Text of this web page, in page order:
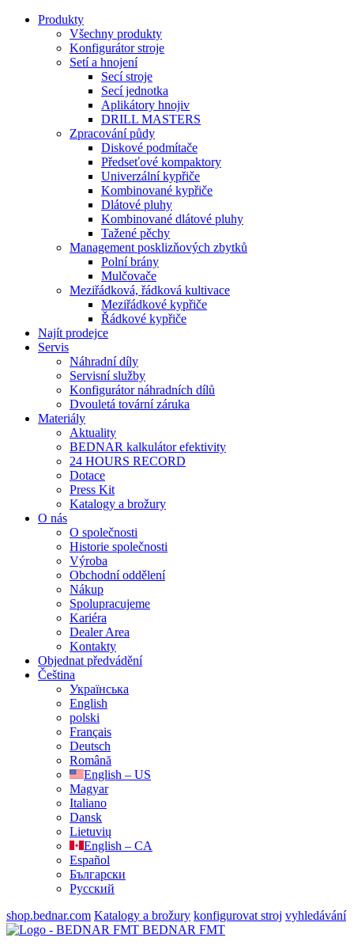
Produkty
Všechny produkty
Konfigurátor stroje
Setí a hnojení
Secí stroje
Secí jednotka
Aplikátory hnojiv
DRILL MASTERS
Zpracování půdy
Diskové podmítače
Předseťové kompaktory
Univerzální kypřiče
Kombinované kypřiče
Dlátové pluhy
Kombinované dlátové pluhy
Tažené pěchy
Management posklizňových zbytků
Polní brány
Mulčovače
Meziřádková, řádková kultivace
Meziřádkové kypřiče
Řádkové kypřiče
Najít prodejce
Servis
Náhradní díly
Servisní služby
Konfigurátor náhradních dílů
Dvouletá tovární záruka
Materiály
Aktuality
BEDNAR kalkulátor efektivity
24 HOURS RECORD
Dotace
Press Kit
Katalogy a brožury
O nás
O společnosti
Historie společnosti
Výroba
Obchodní oddělení
Nákup
Spolupracujeme
Kariéra
Dealer Area
Kontakty
Objednat předvádění
Čeština
Українська
English
polski
Français
Deutsch
Română
English – US
Magyar
Italiano
Dansk
Lietuvių
English – CA
Español
Български
Русский
shop.bednar.com Katalogy a brožury konfigurovat stroj vyhledávání
BEDNAR FMT